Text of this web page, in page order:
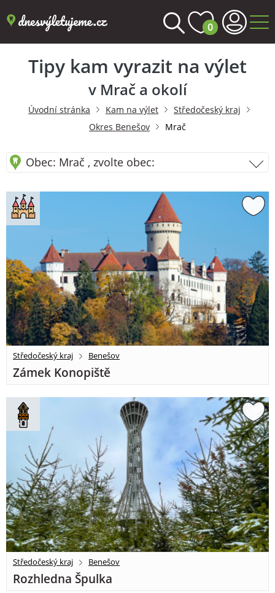
0
Tipy kam vyrazit na výlet
v Mrač a okolí
Úvodní stránka Kam na výlet
Středočeský kraj
Okres Benešov
Mrač
Obec: Mrač , zvolte obec:
Středočeský kraj Benešov
Zámek Konopiště
Středočeský kraj Benešov
Rozhledna Špulka